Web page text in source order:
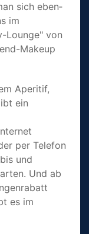
sich eben­
im
Lounge" von
Make­up
Aperitif,
ein
per Tele­fon
und
Und ab
es im